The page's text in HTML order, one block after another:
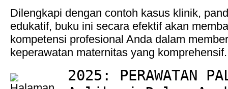
Dilengkapi dengan contoh kasus klinik,
edukatif, buku ini secara efektif akan
kompetensi profesional Anda dalam
keperawatan maternitas yang komprehensif.
2025: PERAWATAN